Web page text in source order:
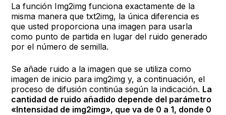
La función Img2img funciona exactamente de la
misma manera que txt2img, la única diferencia es
que usted proporciona una imagen para usarla
como punto de partida en lugar del ruido generado
por el número de semilla.
Se añade ruido a la imagen que se utiliza como
imagen de inicio para img2img y, a continuación, el
proceso de difusión continúa según la indicación. La
cantidad de ruido añadido depende del parámetro
«Intensidad de img2img», que va de 0 a 1, donde 0